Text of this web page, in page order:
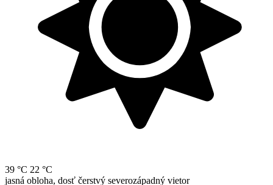
39 °C 22 °C
jasná obloha, dosť čerstvý severozápadný vietor